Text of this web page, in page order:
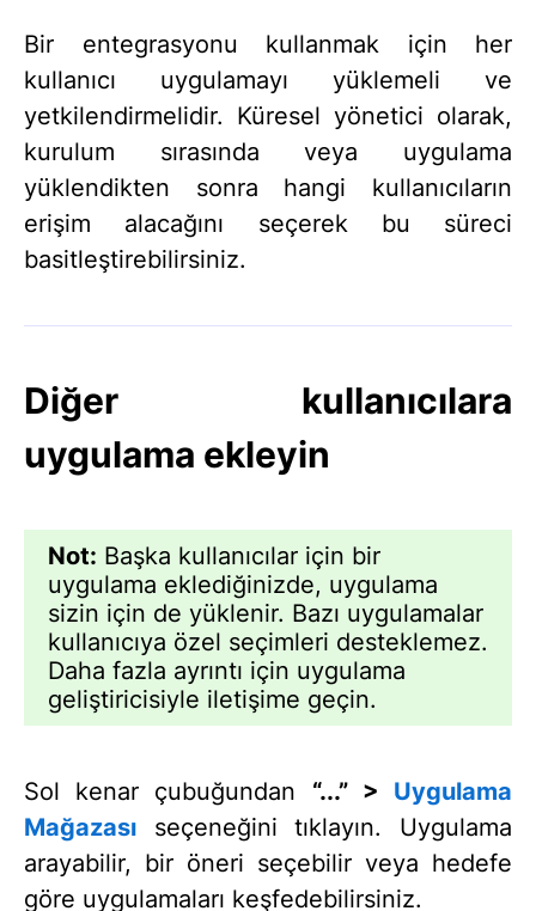
Bir entegrasyonu kullanmak için her
kullanıcı uygulamayı yüklemeli ve
yetkilendirmelidir. Küresel yönetici olarak,
kurulum sırasında veya uygulama
yüklendikten sonra hangi kullanıcıların
erişim alacağını seçerek bu süreci
basitleştirebilirsiniz.
Diğer kullanıcılara
uygulama ekleyin
Not: Başka kullanıcılar için bir
uygulama eklediğinizde, uygulama
sizin için de yüklenir. Bazı uygulamalar
kullanıcıya özel seçimleri desteklemez.
Daha fazla ayrıntı için uygulama
geliştiricisiyle iletişime geçin.
Sol kenar çubuğundan “...” > Uygulama
Mağazası seçeneğini tıklayın. Uygulama
arayabilir, bir öneri seçebilir veya hedefe
göre uygulamaları keşfedebilirsiniz.